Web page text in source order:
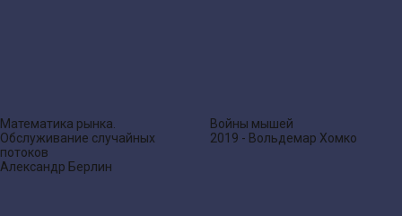
Математика рынка.
Обслуживание случайных
потоков
Александр Берлин
Войны мышей
2019 - Вольдемар Хомко